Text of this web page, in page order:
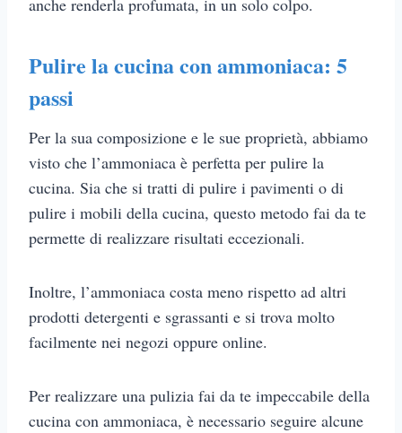
Pulire la cucina con ammoniaca: 5
passi
Per la sua composizione e le sue proprietà, abbiamo
visto che l’ammoniaca è perfetta per pulire la
cucina. Sia che si tratti di pulire i pavimenti o di
pulire i mobili della cucina, questo metodo fai da te
permette di realizzare risultati eccezionali.
Inoltre, l’ammoniaca costa meno rispetto ad altri
prodotti detergenti e sgrassanti e si trova molto
facilmente nei negozi oppure online.
Per realizzare una pulizia fai da te impeccabile della
cucina con ammoniaca, è necessario seguire alcune